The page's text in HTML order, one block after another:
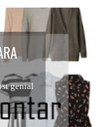
genial